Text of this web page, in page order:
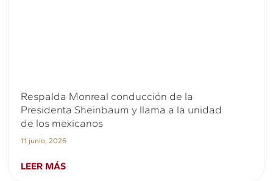
Respalda Monreal conducción de la
Presidenta Sheinbaum y llama a la unidad
de los mexicanos
11 junio, 2026
LEER MÁS